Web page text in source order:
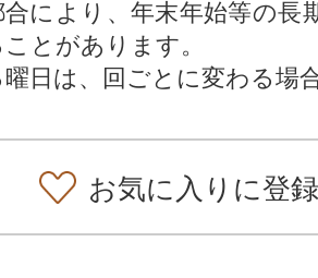
により、年末年始等の長
とがあります。
日は、回ごとに変わる場
お気に入りに登録